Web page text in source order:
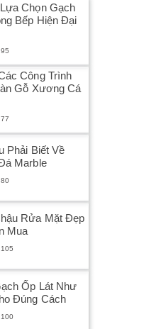
Chọn Gạch
Bếp Hiện Đại
Công Trình
Gỗ Xương Cá
Phải Biết Về
Marble
Rửa Mặt Đẹp
Mua
Ốp Lát Như
Đúng Cách